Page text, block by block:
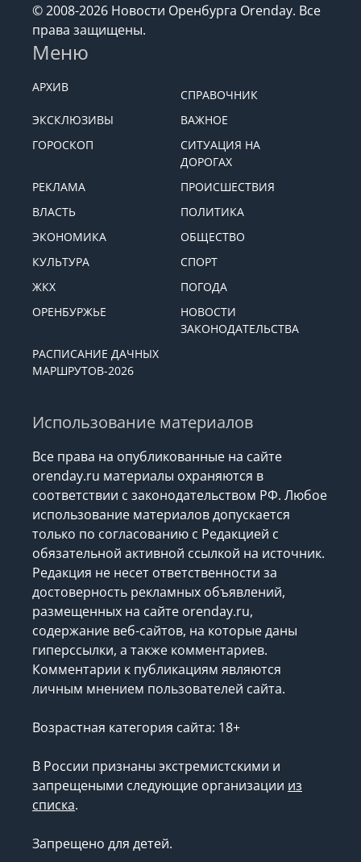
© 2008-2026 Новости Оренбурга Orenday. Все
права защищены.
Меню
АРХИВ
СПРАВОЧНИК
ЭКСКЛЮЗИВЫ
ВАЖНОЕ
ГОРОСКОП
СИТУАЦИЯ НА
ДОРОГАХ
РЕКЛАМА
ПРОИСШЕСТВИЯ
ВЛАСТЬ
ПОЛИТИКА
ЭКОНОМИКА
ОБЩЕСТВО
КУЛЬТУРА
СПОРТ
ЖКХ
ПОГОДА
ОРЕНБУРЖЬЕ
НОВОСТИ
ЗАКОНОДАТЕЛЬСТВА
РАСПИСАНИЕ ДАЧНЫХ
МАРШРУТОВ-2026
Использование материалов
Все права на опубликованные на сайте
orenday.ru материалы охраняются в
соответствии с законодательством РФ. Любое
использование материалов допускается
только по согласованию с Редакцией с
обязательной активной ссылкой на источник.
Редакция не несет ответственности за
достоверность рекламных объявлений,
размещенных на сайте orenday.ru,
содержание веб-сайтов, на которые даны
гиперссылки, а также комментариев.
Комментарии к публикациям являются
личным мнением пользователей сайта.
Возрастная категория сайта: 18+
В России признаны экстремистскими и
запрещеными следующие организации из
списка.
Запрещено для детей.